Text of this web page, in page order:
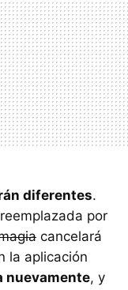
diferentes.
por
cancelará
la aplicación
nuevamente, y